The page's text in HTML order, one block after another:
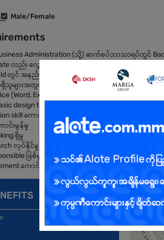
Male/Female
Administration (သို့) ဆက်စပ်ဘာသာရပ်တွင်
လည်း လျှောက်ထားနိုင်
တွင် အနည်းဆုံး (1–2) နှစ်အတွေ့အကြုံရှိသူ ဦးစားပေး
သူများအတွက် Training ပေးနိုင်
(Word, Excel)
design tools အသုံးပြုနိုင်မှု
skill ကောင်းမွန်မှု
ာင်းမွန်မှု
ရှိမှု
လုပ်နိုင်မှု
ဖြစ်မှု
ကောင်းမွန်မှု